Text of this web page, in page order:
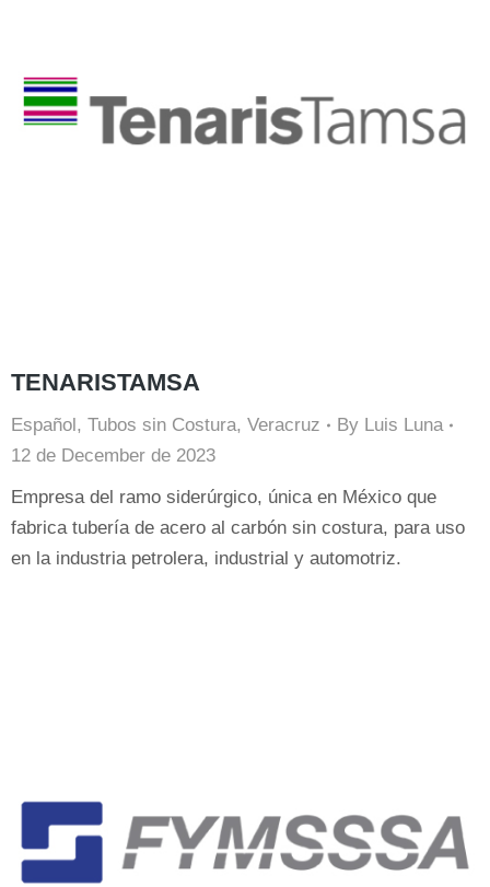
TENARISTAMSA
Español, Tubos sin Costura, Veracruz By Luis Luna
12 de December de 2023
Empresa del ramo siderúrgico, única en México que
fabrica tubería de acero al carbón sin costura, para uso
en la industria petrolera, industrial y automotriz.